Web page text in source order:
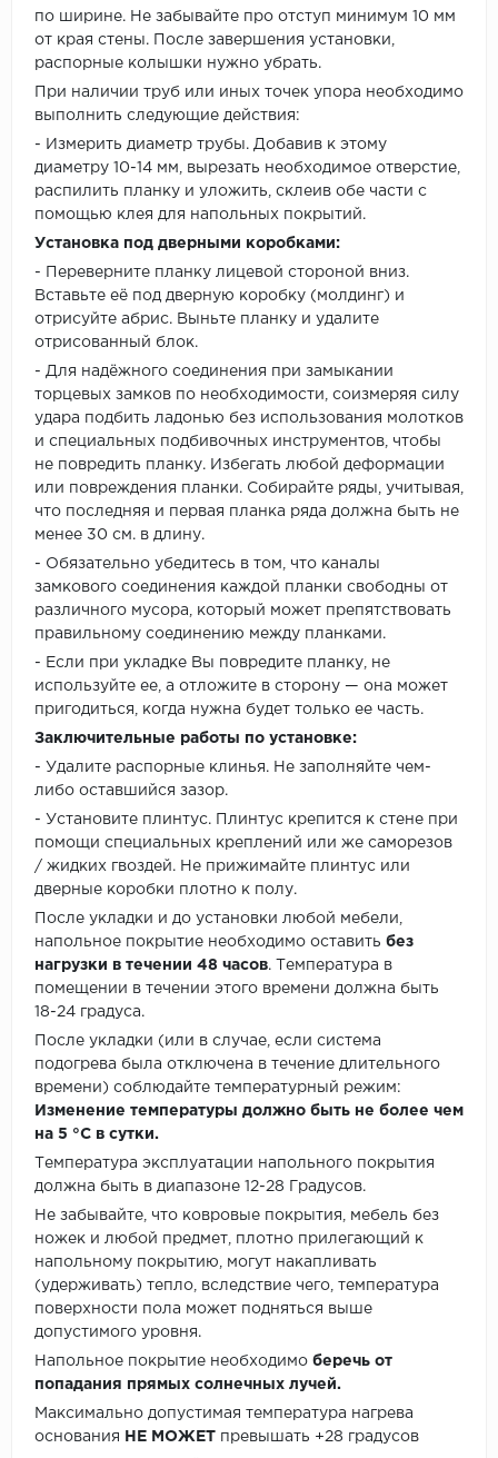
по ширине. Не забывайте про отступ минимум 10 мм
от края стены. После завершения установки,
распорные колышки нужно убрать.
При наличии труб или иных точек упора необходимо
выполнить следующие действия:
- Измерить диаметр трубы. Добавив к этому
диаметру 10-14 мм, вырезать необходимое отверстие,
распилить планку и уложить, склеив обе части с
помощью клея для напольных покрытий.
Установка под дверными коробками:
- Переверните планку лицевой стороной вниз.
Вставьте её под дверную коробку (молдинг) и
отрисуйте абрис. Выньте планку и удалите
отрисованный блок.
- Для надёжного соединения при замыкании
торцевых замков по необходимости, соизмеряя силу
удара подбить ладонью без использования молотков
и специальных подбивочных инструментов, чтобы
не повредить планку. Избегать любой деформации
или повреждения планки. Собирайте ряды, учитывая,
что последняя и первая планка ряда должна быть не
менее 30 см. в длину.
- Обязательно убедитесь в том, что каналы
замкового соединения каждой планки свободны от
различного мусора, который может препятствовать
правильному соединению между планками.
- Если при укладке Вы повредите планку, не
используйте ее, а отложите в сторону — она может
пригодиться, когда нужна будет только ее часть.
Заключительные работы по установке:
- Удалите распорные клинья. Не заполняйте чем-
либо оставшийся зазор.
- Установите плинтус. Плинтус крепится к стене при
помощи специальных креплений или же саморезов
/ жидких гвоздей. Не прижимайте плинтус или
дверные коробки плотно к полу.
После укладки и до установки любой мебели,
напольное покрытие необходимо оставить без
нагрузки в течении 48 часов. Температура в
помещении в течении этого времени должна быть
18-24 градуса.
После укладки (или в случае, если система
подогрева была отключена в течение длительного
времени) соблюдайте температурный режим:
Изменение температуры должно быть не более чем
на 5 °C в сутки.
Температура эксплуатации напольного покрытия
должна быть в диапазоне 12-28 Градусов.
Не забывайте, что ковровые покрытия, мебель без
ножек и любой предмет, плотно прилегающий к
напольному покрытию, могут накапливать
(удерживать) тепло, вследствие чего, температура
поверхности пола может подняться выше
допустимого уровня.
Напольное покрытие необходимо беречь от
попадания прямых солнечных лучей.
Максимально допустимая температура нагрева
основания
НЕ МОЖЕТ превышать +28 градусов